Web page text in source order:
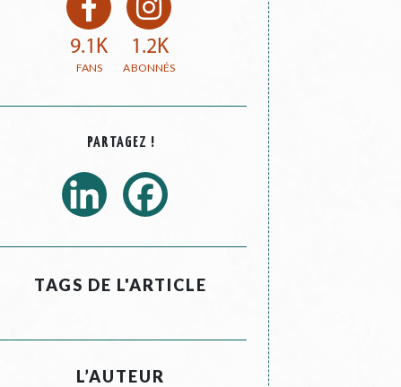
9.1K 1.2K
PARTAGEZ !
TAGS DE L'ARTICLE
L’AUTEUR